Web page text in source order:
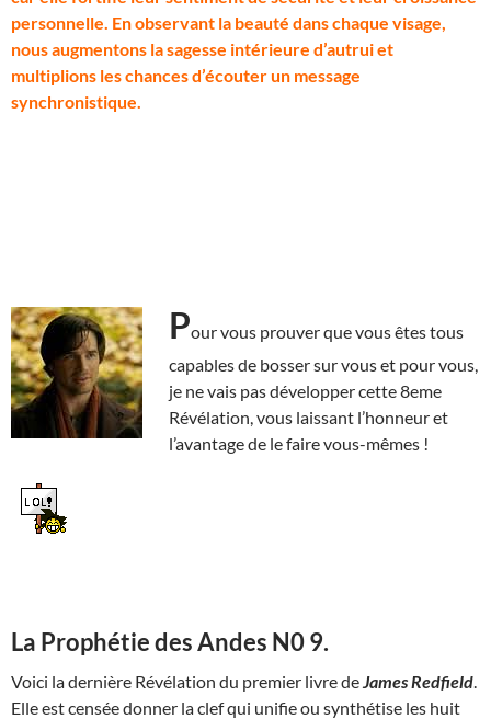
personnelle. En observant la beauté dans chaque visage,
nous augmentons la sagesse intérieure d’autrui et
multiplions les chances d’écouter un message
synchronistique.
Pour vous prouver que vous êtes tous
capables de bosser sur vous et pour vous,
je ne vais pas développer cette 8eme
Révélation, vous laissant l’honneur et
l’avantage de le faire vous-mêmes !
La Prophétie des Andes N0 9.
Voici la dernière Révélation du premier livre de James Redfield
Elle est censée donner la clef qui unifie ou synthétise les huit